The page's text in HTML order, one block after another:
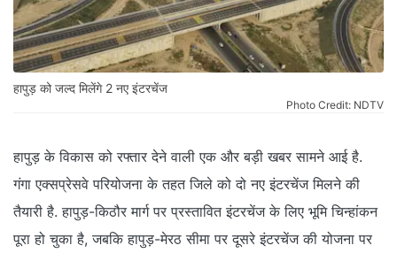
हापुड़ को जल्द मिलेंगे 2 नए इंटरचेंज
Photo Credit: NDTV
हापुड़ के विकास को रफ्तार देने वाली एक और बड़ी खबर सामने आई है.
गंगा एक्सप्रेसवे परियोजना के तहत जिले को दो नए इंटरचेंज मिलने की
तैयारी है. हापुड़-किठौर मार्ग पर प्रस्तावित इंटरचेंज के लिए भूमि चिन्हांकन
पूरा हो चुका है, जबकि हापुड़-मेरठ सीमा पर दूसरे इंटरचेंज की योजना पर